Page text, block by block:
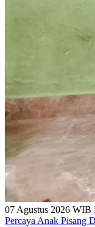
07 Agustus 2026 WIB
Percaya Anak Pisang